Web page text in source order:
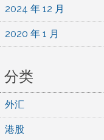
2024 年 12 月
2020 年 1 月
分类
外汇
港股